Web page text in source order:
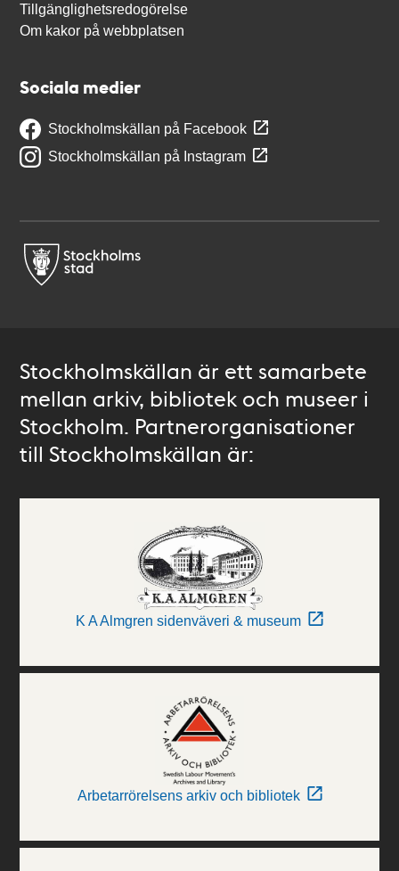
Tillgänglighetsredogörelse
Om kakor på webbplatsen
Sociala medier
Stockholmskällan på Facebook
Stockholmskällan på Instagram
Stockholmskällan är ett samarbete
mellan arkiv, bibliotek och museer i
Stockholm. Partnerorganisationer
till Stockholmskällan är:
K A Almgren sidenväveri & museum
Arbetarrörelsens arkiv och bibliotek